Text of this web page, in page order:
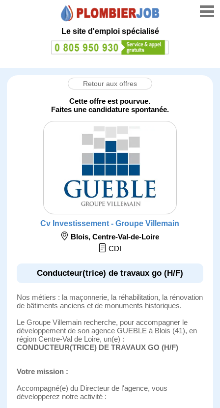
Le site d'emploi spécialisé
Retour aux offres
Cette offre est pourvue.
Faites une candidature spontanée.
Cv Investissement - Groupe Villemain
Blois,Centre-Val-de-Loire
CDI
Conducteur(trice) de travaux go (H/F)
Nos métiers : la maçonnerie, la réhabilitation, la rénovation
de bâtiments anciens et de monuments historiques.
Le Groupe Villemain recherche, pour accompagner le
développement de son agence GUEBLE à Blois (41), en
région Centre-Val de Loire, un(e) :
CONDUCTEUR(TRICE) DE TRAVAUX GO (H/F)
Votre mission :
Accompagné(e) du Directeur de l'agence, vous
développerez notre activité :